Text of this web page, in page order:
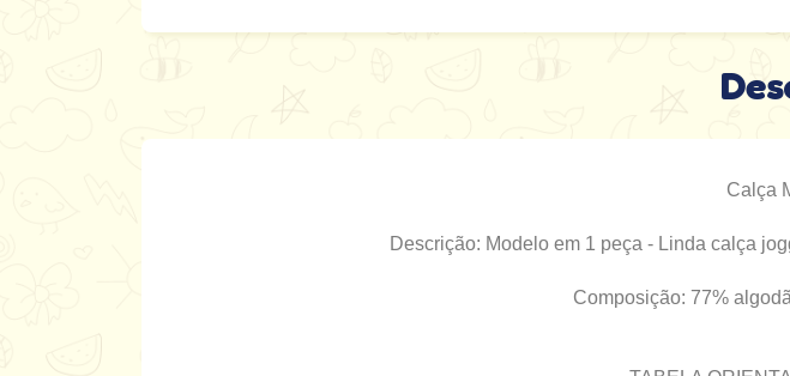
Calça
Descrição: Modelo em 1 peça - Linda calça
Composição: 77%